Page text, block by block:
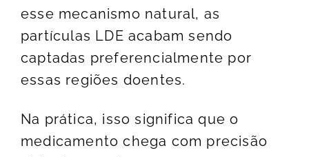
esse mecanismo natural, as
partículas LDE acabam sendo
captadas preferencialmente por
essas regiões doentes.
Na prática, isso significa que o
medicamento chega com precisão